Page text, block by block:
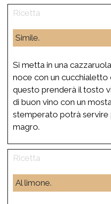
Simile.
Si metta in una
noce con un cucchialetto
questo prenderà il tosto
di buon vino con un
stemperato potrà servire
magro.
Al limone.